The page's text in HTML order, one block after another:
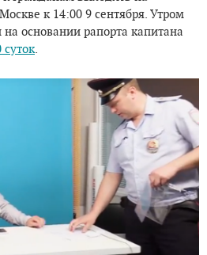
к 14:00 9 сентября. Утром
основании рапорта капитана
суток